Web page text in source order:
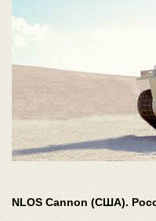
NLOS Cannon (США).